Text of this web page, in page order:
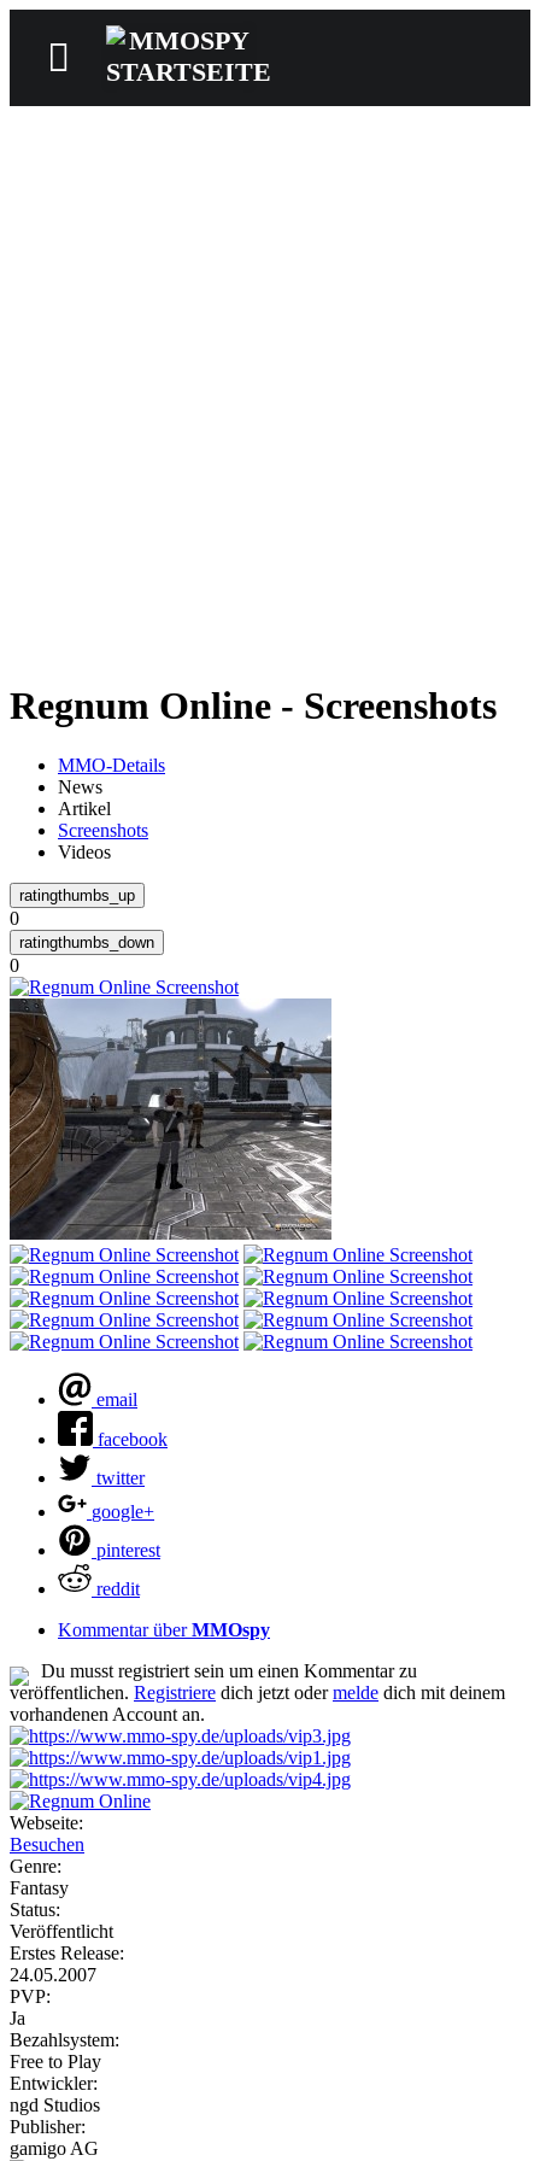
Regnum Online - Screenshots
MMO-Details
News
Artikel
Screenshots
Videos
0
0
email
facebook
twitter
google+
pinterest
reddit
Kommentar überMMOspy
Du musst registriert sein um einen Kommentar zu
veröffentlichen. Registriere dich jetzt odermelde dich mit deinem
vorhandenen Account an.
Webseite:
Besuchen
Genre:
Fantasy
Status:
Veröffentlicht
Erstes Release:
24.05.2007
PVP:
Ja
Bezahlsystem:
Free to Play
Entwickler:
ngd Studios
Publisher:
gamigo AG